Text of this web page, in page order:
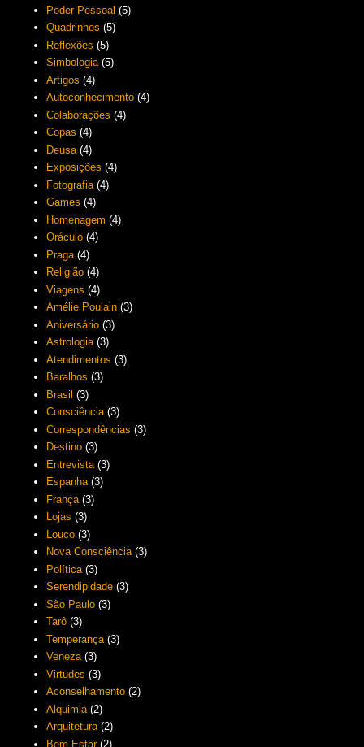
Poder Pessoal (5)
Quadrinhos (5)
Reflexões (5)
Simbologia (5)
Artigos (4)
Autoconhecimento (4)
Colaborações (4)
Copas (4)
Deusa (4)
Exposições (4)
Fotografia (4)
Games (4)
Homenagem (4)
Oráculo (4)
Praga (4)
Religião (4)
Viagens (4)
Amélie Poulain (3)
Aniversário (3)
Astrologia (3)
Atendimentos (3)
Baralhos (3)
Brasil (3)
Consciência (3)
Correspondências (3)
Destino (3)
Entrevista (3)
Espanha (3)
França (3)
Lojas (3)
Louco (3)
Nova Consciência (3)
Política (3)
Serendipidade (3)
São Paulo (3)
Tarô (3)
Temperança (3)
Veneza (3)
Virtudes (3)
Aconselhamento (2)
Alquimia (2)
Arquitetura (2)
Bem Estar (2)